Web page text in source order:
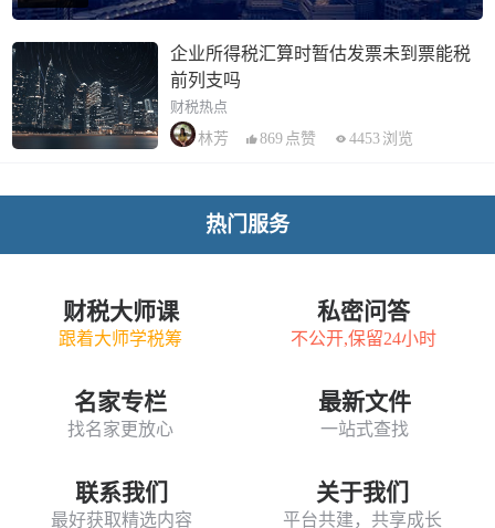
企业所得税汇算时暂估发票未到票能税
前列支吗
财税热点
林芳
869 点赞 4453 浏览
热门服务
财税大师课
跟着大师学税筹
私密问答
不公开,保留24小时
名家专栏
找名家更放心
最新文件
一站式查找
联系我们
最好获取精选内容
关于我们
平台共建，共享成长